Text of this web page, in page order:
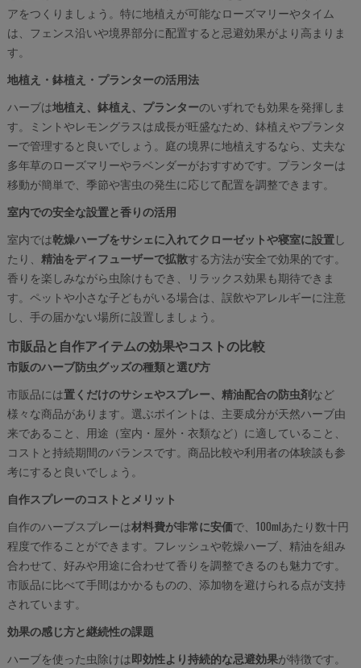
アをつくりましょう。特に地植えが可能なローズマリーやタイム
は、フェンス沿いや境界部分に配置すると忌避効果がより高まりま
す。
地植え・鉢植え・プランターの活用法
ハーブは地植え、鉢植え、プランターのいずれでも効果を発揮しま
す。ミントやレモングラスは成長が旺盛なため、鉢植えやプランタ
ーで管理すると良いでしょう。庭の境界に地植えするなら、丈夫な
多年草のローズマリーやラベンダーがおすすめです。プランターは
移動が簡単で、季節や害虫の発生に応じて配置を調整できます。
室内での安全な設置と香りの活用
室内では乾燥ハーブをサシェに入れてクローゼットや寝室に設置し
たり、 精油をディフューザーで拡散する方法が安全で効果的です。
香りを楽しみながら虫除けもでき、リラックス効果も期待できま
す。ペットや小さな子どもがいる場合は、誤飲やアレルギーに注意
し、手の届かない場所に設置しましょう。
市販品と自作アイテムの効果やコストの比較
市販のハーブ防虫グッズの種類と選び方
市販品には置くだけのサシェやスプレー、精油配合の防虫剤など
様々な商品があります。選ぶポイントは、主要成分が天然ハーブ由
来であること、用途（室内・屋外・衣類など）に適していること、
コストと持続期間のバランスです。商品比較や利用者の体験談も参
考にすると良いでしょう。
自作スプレーのコストとメリット
自作のハーブスプレーは材料費が非常に安価で、100mlあたり数十円
程度で作ることができます。フレッシュや乾燥ハーブ、精油を組み
合わせて、好みや用途に合わせて香りを調整できるのも魅力です。
市販品に比べて手間はかかるものの、添加物を避けられる点が支持
されています。
効果の感じ方と継続性の課題
ハーブを使った虫除けは即効性より持続的な忌避効果が特徴です。